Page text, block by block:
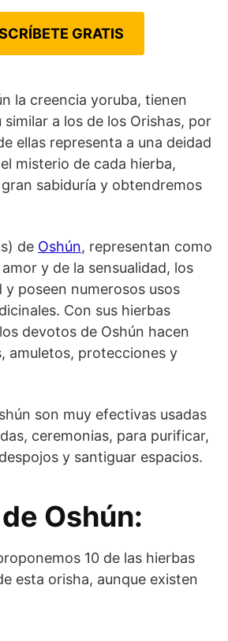
GRATIS
la creencia yoruba, tienen
a los de los Orishas, por
ellas representa a una deidad
misterio de cada hierba,
sabiduría y obtendremos
de Oshún, representan como
y de la sensualidad, los
poseen numerosos usos
Con sus hierbas
devotos de Oshún hacen
amuletos, protecciones y
son muy efectivas usadas
ceremonias, para purificar,
y santiguar espacios.
Oshún:
10 de las hierbas
esta orisha, aunque existen